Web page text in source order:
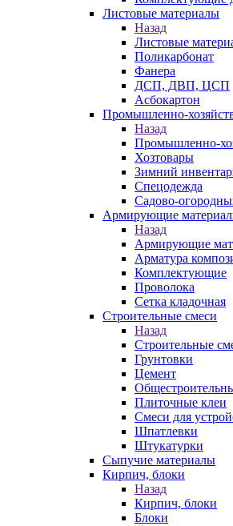
Листовые материалы
Назад
Листовые
Поликарбонат
Фанера
ДСП, ДВП, ЦСП
Асбокартон
Промышленно-
Назад
Промышленно-
Хозтовары
Зимний
Спецодежда
Садово-
Армирующие
Назад
Армирующие
Арматура
Комплектующие
Проволока
Сетка кладочная
Строительные смеси
Назад
Строительные
Грунтовки
Цемент
Плиточные клеи
Смеси для
Шпатлевки
Штукатурки
Сыпучие материалы
Кирпич, блоки
Назад
Кирпич, блоки
Блоки